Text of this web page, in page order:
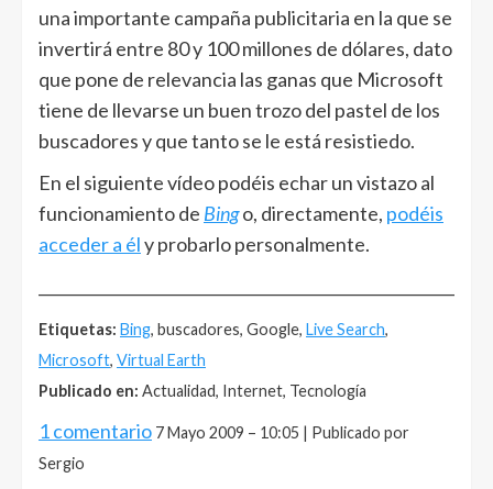
una importante campaña publicitaria en la que se
invertirá entre 80 y 100 millones de dólares, dato
que pone de relevancia las ganas que Microsoft
tiene de llevarse un buen trozo del pastel de los
buscadores y que tanto se le está resistiedo.
En el siguiente vídeo podéis echar un vistazo al
funcionamiento de Bingo, directamente, podéis
acceder a ély probarlo personalmente.
Etiquetas: Bing, buscadores, Google, Live Search,
Microsoft, Virtual Earth
Publicado en: Actualidad, Internet, Tecnología
1 comentario 7 Mayo 2009 – 10:05 | Publicado por
Sergio